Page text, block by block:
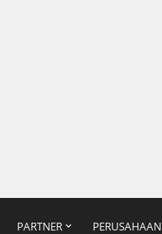
PARTNER PERUSAHAAN